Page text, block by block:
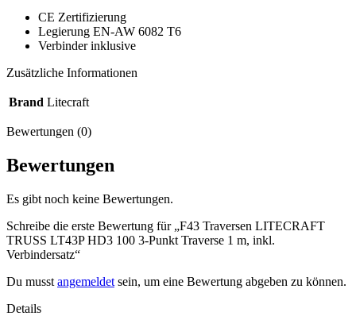
CE Zertifizierung
Legierung EN-AW 6082 T6
Verbinder inklusive
Zusätzliche Informationen
Brand Litecraft
Bewertungen (0)
Bewertungen
Es gibt noch keine Bewertungen.
Schreibe die erste Bewertung für „F43 Traversen LITECRAFT
TRUSS LT43P HD3 100 3-Punkt Traverse 1 m, inkl.
Verbindersatz“
Du musst angemeldet sein, um eine Bewertung abgeben zu können.
Details